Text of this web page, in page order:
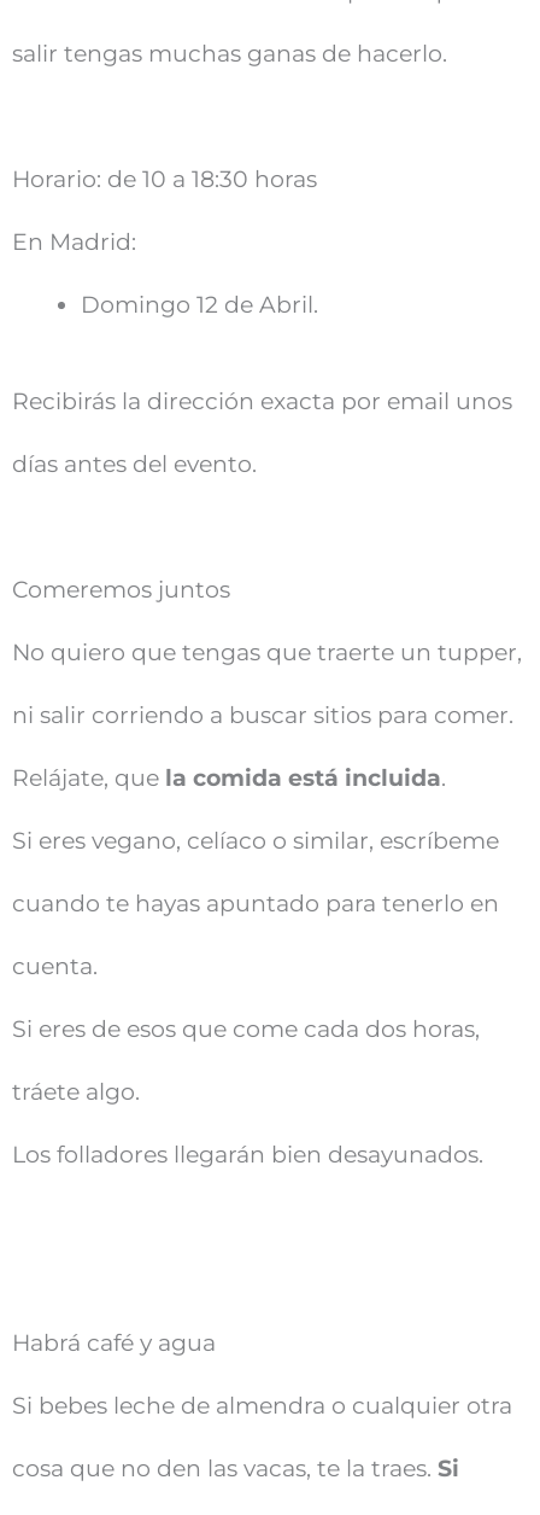
salir tengas muchas ganas de hacerlo.
Horario: de 10 a 18:30 horas
En Madrid:
Domingo 12 de Abril.
Recibirás la dirección exacta por email unos
días antes del evento.
Comeremos juntos
No quiero que tengas que traerte un tupper,
ni salir corriendo a buscar sitios para comer.
Relájate, que la comida está incluida.
Si eres vegano, celíaco o similar, escríbeme
cuando te hayas apuntado para tenerlo en
cuenta.
Si eres de esos que come cada dos horas,
tráete algo.
Los folladores llegarán bien desayunados.
Habrá café y agua
Si bebes leche de almendra o cualquier otra
cosa que no den las vacas, te la traes. Si